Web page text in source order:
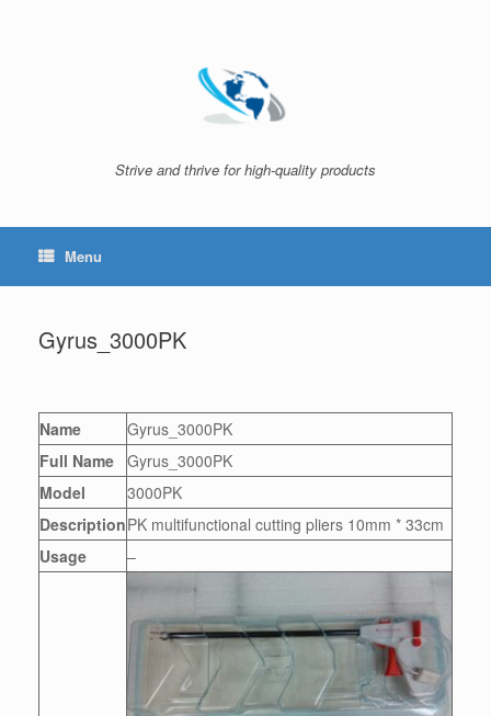
Strive and thrive for high-quality products
Menu
Gyrus_3000PK
Name
Gyrus_3000PK
Full Name Gyrus_3000PK
Model
3000PK
DescriptionPK multifunctional cutting pliers 10mm * 33cm
Usage
–